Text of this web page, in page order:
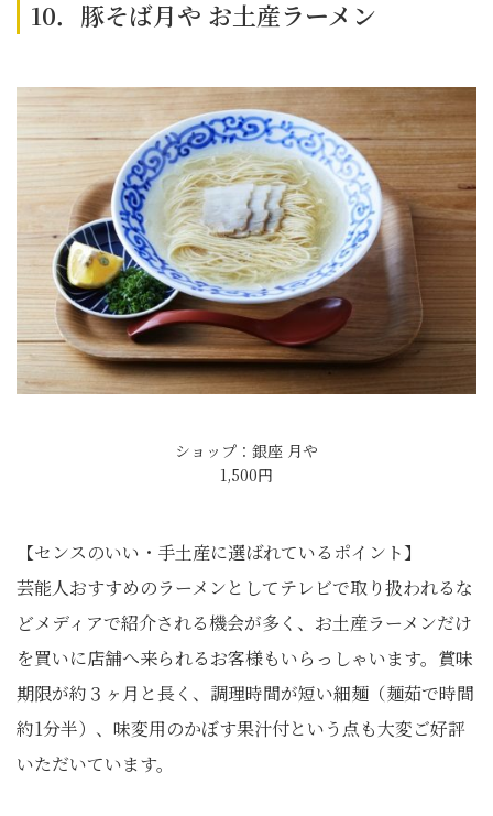
10．豚そば月や お土産ラーメン
ショップ：銀座 月や
1,500円
【センスのいい・手土産に選ばれているポイント】
芸能人おすすめのラーメンとしてテレビで取り扱われるな
どメディアで紹介される機会が多く、お土産ラーメンだけ
を買いに店舗へ来られるお客様もいらっしゃいます。賞味
期限が約３ヶ月と長く、調理時間が短い細麺（麺茹で時間
約1分半）、味変用のかぼす果汁付という点も大変ご好評
いただいています。